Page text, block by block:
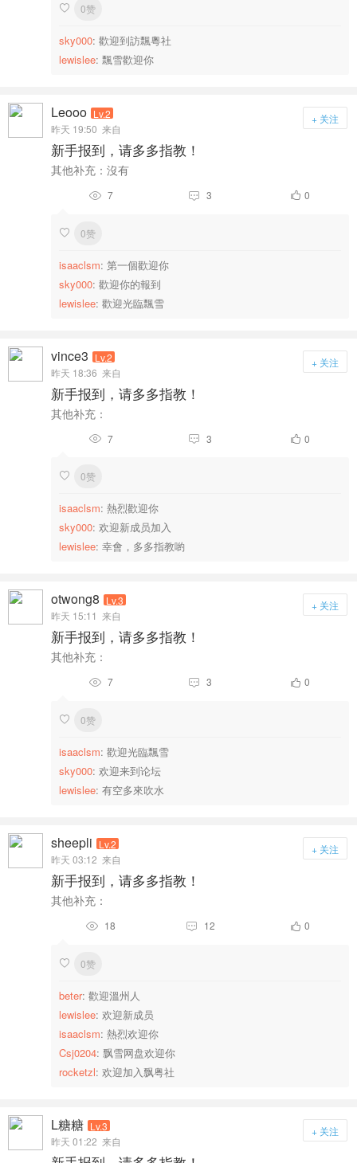
 0赞
sky000: 歡迎到訪飄粵社
lewislee: 飄雪歡迎你
Leooo Lv.2
昨天 19:50 来自
+ 关注
新手报到，请多多指教！
其他补充：沒有
 7  3  0
 0赞
isaaclsm: 第一個歡迎你
sky000: 歡迎你的報到
lewislee: 歡迎光臨飄雪
vince3 Lv.2
昨天 18:36 来自
+ 关注
新手报到，请多多指教！
其他补充：
 7  3  0
 0赞
isaaclsm: 熱烈歡迎你
sky000: 欢迎新成员加入
lewislee: 幸會，多多指教喲
otwong8 Lv.3
昨天 15:11 来自
+ 关注
新手报到，请多多指教！
其他补充：
 7  3  0
 0赞
isaaclsm: 歡迎光臨飄雪
sky000: 欢迎来到论坛
lewislee: 有空多來吹水
sheepli Lv.2
昨天 03:12 来自
+ 关注
新手报到，请多多指教！
其他补充：
 18  12  0
 0赞
beter: 歡迎溫州人
lewislee: 欢迎新成员
isaaclsm: 熱烈欢迎你
Csj0204: 飘雪网盘欢迎你
rocketzl: 欢迎加入飘粤社
L糖糖 Lv.3
昨天 01:22 来自
+ 关注